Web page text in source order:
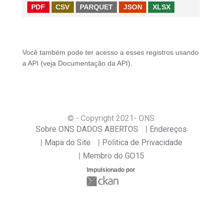
PDF CSV PARQUET JSON XLSX
Você também pode ter acesso a esses registros usando
a API (veja Documentação da API ).
© - Copyright 2021 - ONS
Sobre ONS DADOS ABERTOS
Endereços
Mapa do Site
Politica de Privacidade
Membro do GO15
Impulsionado por